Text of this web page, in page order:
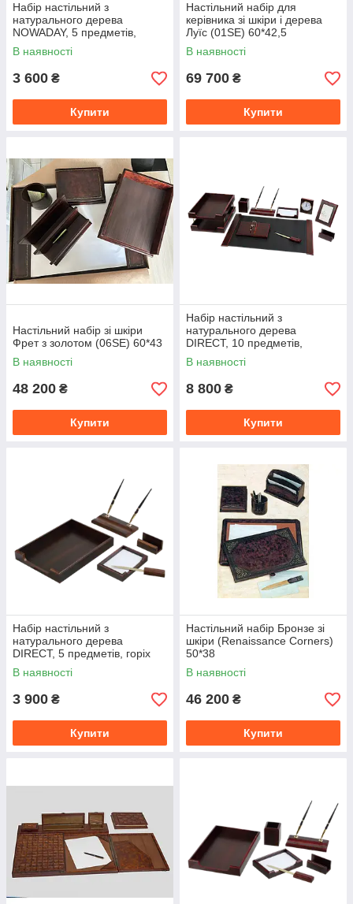
Набір настільний з
натурального дерева
NOWADAY, 5 предметів,
червоне дерево
В наявності
3 600 ₴
Купити
Настільний набір для
керівника зі шкіри і дерева
Луїс (01SE) 60*42,5
В наявності
69 700 ₴
Купити
Настільний набір зі шкіри
Фрет з золотом (06SE) 60*43
В наявності
48 200 ₴
Купити
Набір настільний з
натурального дерева
DIRECT, 10 предметів,
червоне дерево
В наявності
8 800 ₴
Купити
Набір настільний з
натурального дерева
DIRECT, 5 предметів, горіх
В наявності
3 900 ₴
Купити
Настільний набір Бронзе зі
шкіри (Renaissance Corners)
50*38
В наявності
46 200 ₴
Купити